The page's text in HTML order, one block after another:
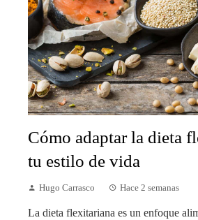
Cómo adaptar la dieta
tu estilo de vida
Hugo Carrasco Hace 2 semanas
La dieta flexitariana es un enfoque